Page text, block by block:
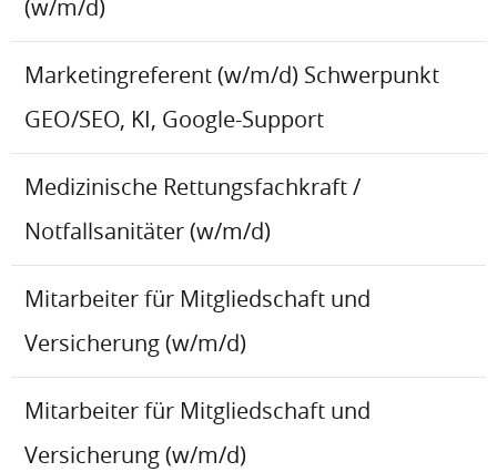
(w/m/d)
Marketingreferent (w/m/d) Schwerpunkt
GEO/SEO, KI, Google-Support
Medizinische Rettungsfachkraft /
Notfallsanitäter (w/m/d)
Mitarbeiter für Mitgliedschaft und
Versicherung (w/m/d)
Mitarbeiter für Mitgliedschaft und
Versicherung (w/m/d)